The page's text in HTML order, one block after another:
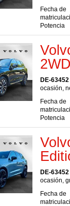
Fecha de
Potencia
DE-
ocasión,
Fecha de
Potencia
DE-
ocasión,
Fecha de